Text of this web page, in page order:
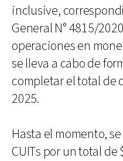
inclusive,
General N° 4815/
operaciones en
se lleva a cabo de
completar el total de
2025.
Hasta el momento,
CUITs por un total de